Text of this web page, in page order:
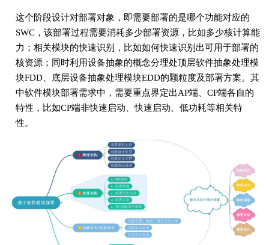
这个阶段设计对部署对象，即需要部署的是哪个功能对应的
SWC，该部署过程需要消耗多少部署资源，比如多少核计算能
力；相关模块的快速识别，比如如何快速识别出可用于部署的
核资源；同时利用设备抽象的概念分理处顶层软件抽象处理模
块FDD、底层设备抽象处理模块EDD的颗粒度及部署方案。其
中软件模块部署需求中，需要重点界定出AP端、CP端各自的
特性，比如CP端非快速启动、快速启动、低功耗等相关特
性。